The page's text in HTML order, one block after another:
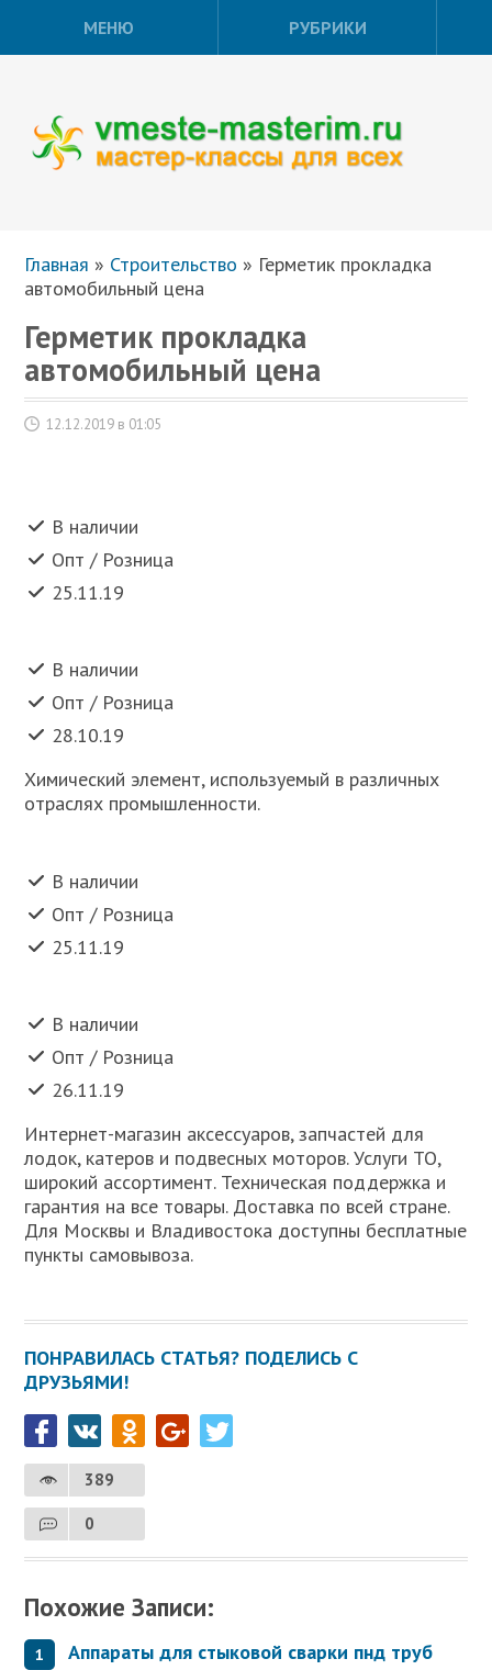
МЕНЮ РУБРИКИ
Главная » Строительство » Герметик прокладка
автомобильный цена
Герметик прокладка
автомобильный цена
12.12.2019 в 01:05
В наличии
Опт / Розница
25.11.19
В наличии
Опт / Розница
28.10.19
Химический элемент, используемый в различных
отраслях промышленности.
В наличии
Опт / Розница
25.11.19
В наличии
Опт / Розница
26.11.19
Интернет-магазин аксессуаров, запчастей для
лодок, катеров и подвесных моторов. Услуги ТО,
широкий ассортимент. Техническая поддержка и
гарантия на все товары. Доставка по всей стране.
Для Москвы и Владивостока доступны бесплатные
пункты самовывоза.
ПОНРАВИЛАСЬ СТАТЬЯ? ПОДЕЛИСЬ С
ДРУЗЬЯМИ!
389
0
Похожие Записи:
Аппараты для стыковой сварки пнд труб